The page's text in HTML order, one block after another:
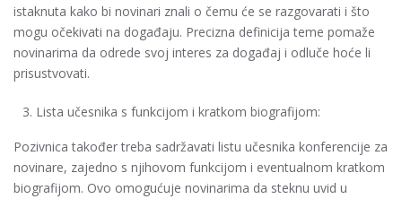
istaknuta kako bi novinari znali o čemu će se razgovarati i što
mogu očekivati na događaju. Precizna definicija teme pomaže
novinarima da odrede svoj interes za događaj i odluče hoće li
prisustvovati.
Lista učesnika s funkcijom i kratkom biografijom:
Pozivnica također treba sadržavati listu učesnika konferencije za
novinare, zajedno s njihovom funkcijom i eventualnom kratkom
biografijom. Ovo omogućuje novinarima da steknu uvid u